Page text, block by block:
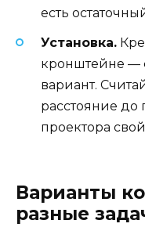
есть
Установка.
кронштейне —
вариант.
расстояние до
проектора
Варианты
разные